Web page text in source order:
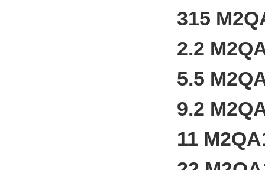
315
2.2
5.5
9.2
11